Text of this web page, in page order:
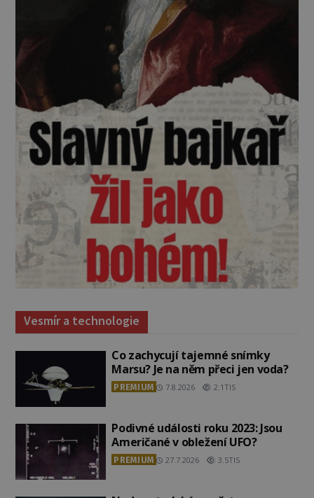
Vesmír a technologie
Co zachycují tajemné snímky
Marsu? Je na něm přeci jen voda?
PREMIUM 7.8.2026 2.1TIS
Podivné události roku 2023: Jsou
Američané v obležení UFO?
PREMIUM 27.7.2026 3.5TIS